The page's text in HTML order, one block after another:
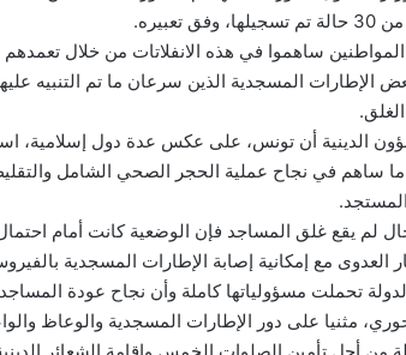
ساهموا في هذه الانفلاتات من خلال تعمدهم
الإطارات المسجدية الذين سرعان ما تم التنبيه
الدينية أن تونس، على عكس عدة دول إسلامية،
ساهم في نجاح عملية الحجر الصحي الشامل
لم يقع غلق المساجد فإن الوضعية كانت أمام
مع إمكانية إصابة الإطارات المسجدية
تحملت مسؤولياتها كاملة وأن نجاح عودة
مثنيا على دور الإطارات المسجدية والوعاظ